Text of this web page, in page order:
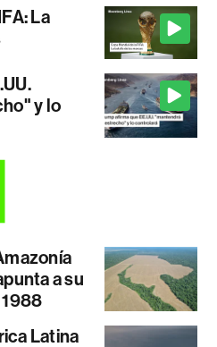
La
y lo
a su
Latina